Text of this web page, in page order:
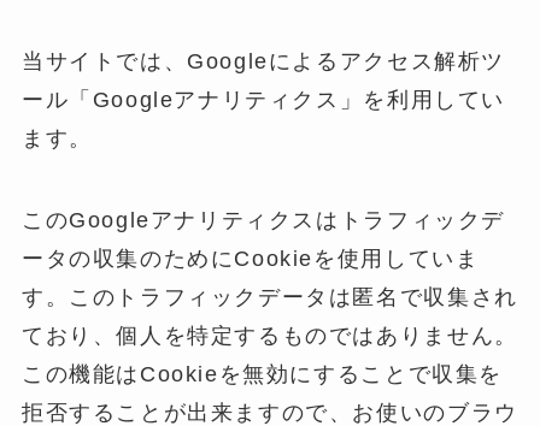
当サイトでは、Googleによるアクセス解析ツ
ール「Googleアナリティクス」を利用してい
ます。
このGoogleアナリティクスはトラフィックデ
ータの収集のためにCookieを使用していま
す。このトラフィックデータは匿名で収集され
ており、個人を特定するものではありません。
この機能はCookieを無効にすることで収集を
拒否することが出来ますので、お使いのブラウ